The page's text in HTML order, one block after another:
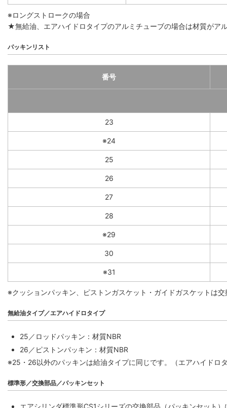
※ロングストロークの場合
★無給油、エアハイドロタイプのアルミチューブの場合は材質がア
パッキンリスト
番号
23
※24
25
26
27
28
※29
30
※31
※クッションパッキン、ピストンガスケット・ガイドガスケットは
無給油タイプ／エアハイドロタイプ
25／ロッドパッキン：材質NBR
26／ピストンパッキン：材質NBR
※25・26以外のパッキンは給油タイプに同じです。（エアハイドロ
標準形／交換部品／パッキンセット